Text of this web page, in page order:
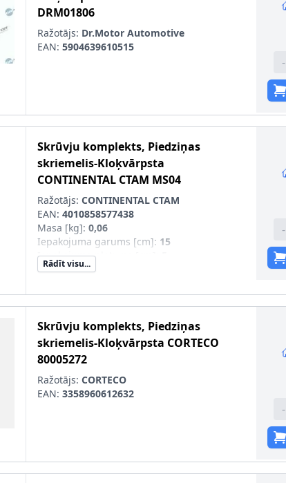
DRM01806
Ražotājs: Dr.Motor Automotive
EAN: 5904639610515
-
Skrūvju komplekts, Piedziņas
skriemelis-Kloķvārpsta
CONTINENTAL CTAM MS04
Ražotājs: CONTINENTAL CTAM
EAN: 4010858577438
Masa [kg]: 0,06
Iepakojuma garums [cm]: 15
Iepakojuma platums [cm]
Iepakojuma augstums [cm]
Rādīt visu...
-
Skrūvju komplekts, Piedziņas
skriemelis-Kloķvārpsta CORTECO
80005272
Ražotājs: CORTECO
EAN: 3358960612632
-